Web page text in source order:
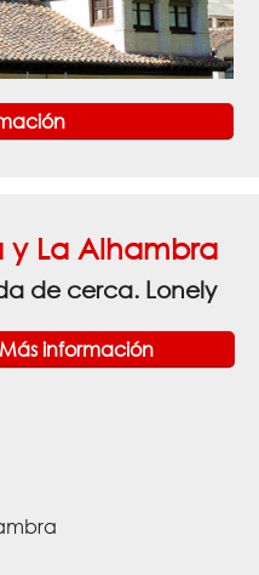
y La Alhambra
de cerca. Lonely
Más información